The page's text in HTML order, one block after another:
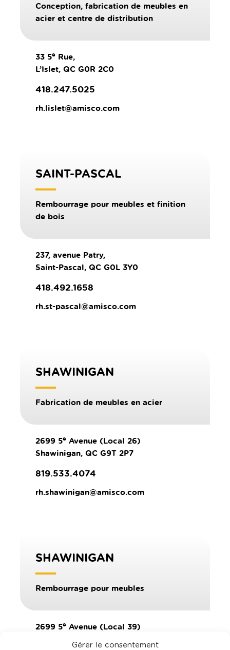
Gérer le consentement
Conception, fabrication de meubles en
acier et centre de distribution
33 5e Rue,
L’Islet, QC G0R 2C0
418.247.5025
rh.lislet@amisco.com
SAINT-PASCAL
Rembourrage pour meubles et finition
de bois
237, avenue Patry,
Saint-Pascal, QC G0L 3Y0
418.492.1658
rh.st-pascal@amisco.com
SHAWINIGAN
Fabrication de meubles en acier
2699 5e Avenue (Local 26)
Shawinigan, QC G9T 2P7
819.533.4074
rh.shawinigan@amisco.com
SHAWINIGAN
Rembourrage pour meubles
2699 5e Avenue (Local 39)